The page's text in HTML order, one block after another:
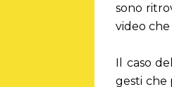
sono
video
Il caso
gesti che